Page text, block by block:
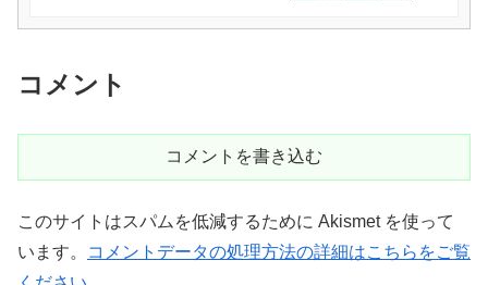
コメント
コメントを書き込む
このサイトはスパムを低減するために Akismet を使って
います。
コメントデータの処理方法の詳細はこちらをご覧